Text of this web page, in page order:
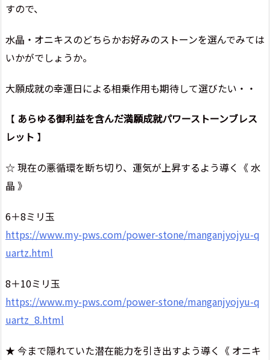
すので、
水晶・オニキスのどちらかお好みのストーンを選んでみては
いかがでしょうか。
大願成就の幸運日による相乗作用も期待して選びたい・・
【 あらゆる御利益を含んだ満願成就パワーストーンブレス
レット 】
☆ 現在の悪循環を断ち切り、運気が上昇するよう導く《 水
晶 》
6＋8ミリ玉
https://www.my-pws.com/power-stone/manganjyojyu-q
uartz.html
8＋10ミリ玉
https://www.my-pws.com/power-stone/manganjyojyu-q
uartz_8.html
★ 今まで隠れていた潜在能力を引き出すよう導く《 オニキ